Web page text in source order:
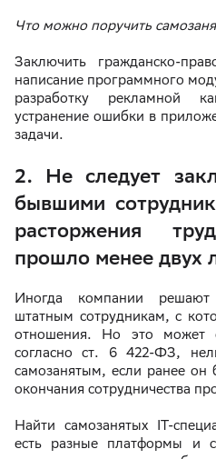
Что можно поручить
Заключить гражданско-
написание программного
разработку рекламной
устранение ошибки в
задачи.
2. Не следует
бывшими
расторжения
прошло менее двух
Иногда компании
штатным сотрудникам, с
отношения. Но это может
согласно ст. 6 422-ФЗ,
самозанятым, если ранее он
окончания сотрудничества
Найти самозанятых IT-
есть разные платформы и